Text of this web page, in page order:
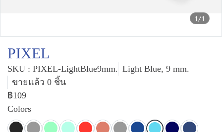
1/1
PIXEL
SKU : PIXEL-LightBlue9mm. Light Blue, 9 mm.
ขายแล้ว 0 ชิ้น
฿109
Colors